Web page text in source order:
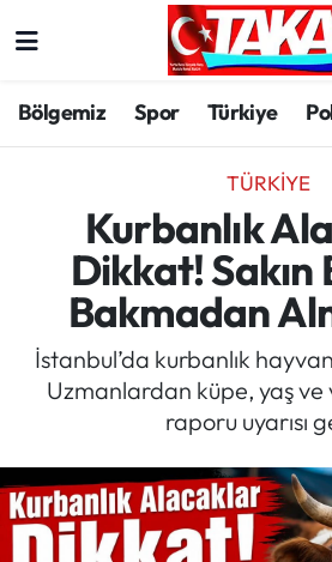
Bölgemiz Spor Türkiye
TÜRKIYE
Kurbanlık
Dikkat! Sakın
Bakmadan
İstanbul’da kurbanlık
Uzmanlardan küpe, yaş ve
raporu uyarısı
Spor
Türkiye
Kültür/Sanat
Politika
Politik Kulis
Magazin
Trabzon Hava Durumu
Trabzon Trafik Yoğunluk
Süper Lig Puan Durumu ve
Tüm Manşetler
Son Dakika Haberleri